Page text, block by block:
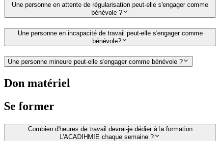
Une personne en attente de régularisation peut-elle s'engager comme
bénévole ?
Une personne en incapacité de travail peut-elle s'engager comme
bénévole?
Une personne mineure peut-elle s'engager comme bénévole ?
Don matériel
Se former
Combien d'heures de travail devrai-je dédier à la formation
L'ACADIHMIE chaque semaine ?